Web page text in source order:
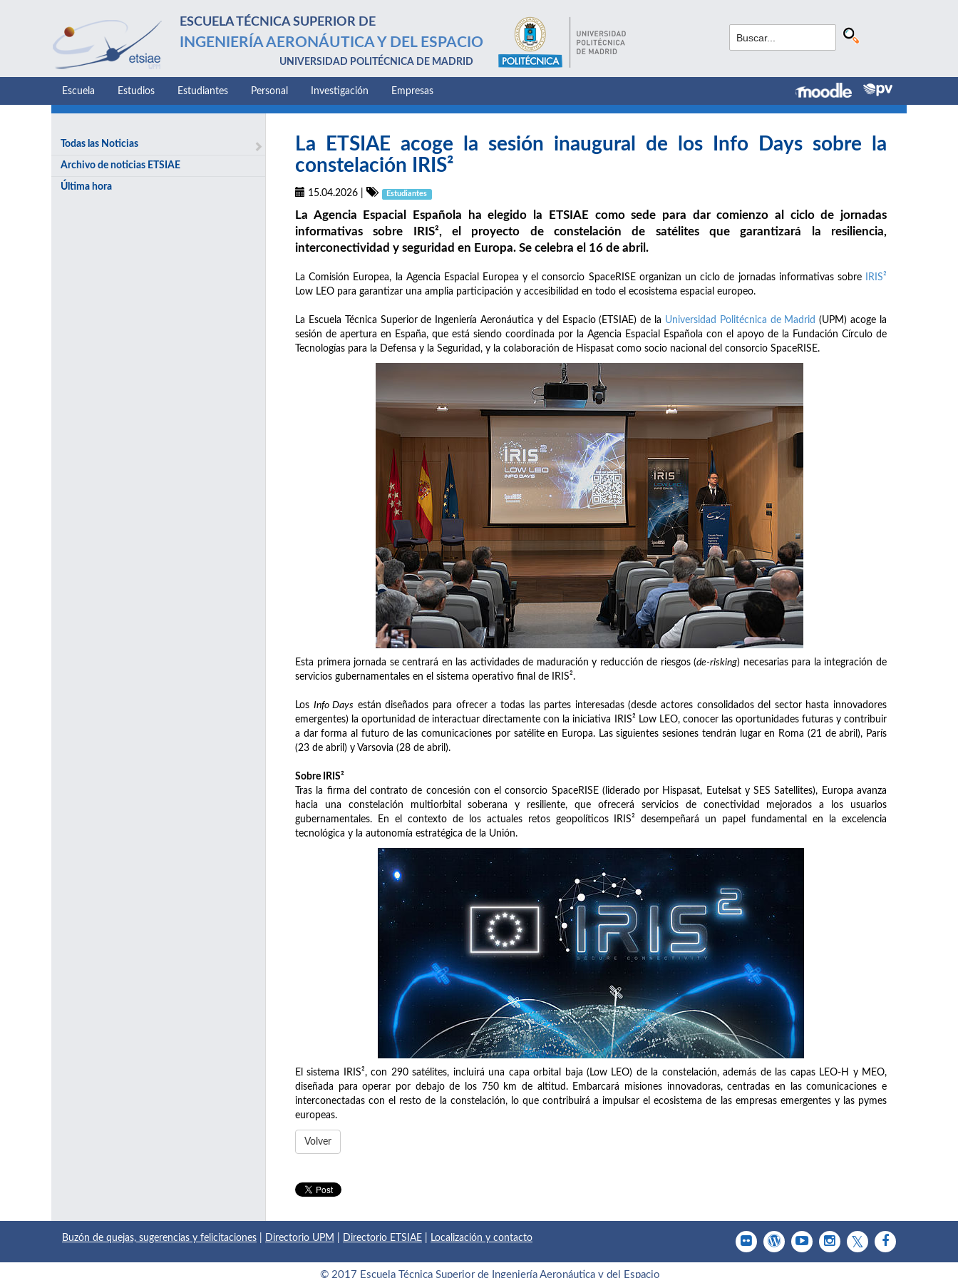
ESCUELA TÉCNICA SUPERIOR DE
INGENIERÍA AERONÁUTICA Y DEL ESPACIO
UNIVERSIDAD POLITÉCNICA DE MADRID
Escuela Estudios Estudiantes Personal Investigación Empresas
Todas las Noticias
Archivo de noticias ETSIAE
Última hora
La ETSIAE acoge la sesión inaugural de los Info Days sobre la
constelación IRIS²
15.04.2026 Estudiantes
La Agencia Espacial Española ha elegido la ETSIAE como sede para dar comienzo al ciclo de jornadas
informativas sobre IRIS², el proyecto de constelación de satélites que garantizará la resiliencia,
interconectividad y seguridad en Europa. Se celebra el 16 de abril.
La Comisión Europea, la Agencia Espacial Europea y el consorcio SpaceRISE organizan un ciclo de jornadas informativas sobre
IRIS²
Low LEO para garantizar una amplia participación y accesibilidad en todo el ecosistema espacial europeo.
La Escuela Técnica Superior de Ingeniería Aeronáutica y del Espacio (ETSIAE) de la Universidad Politécnica de Madrid (UPM) acoge la
sesión de apertura en España, que está siendo coordinada por la Agencia Espacial Española con el apoyo de la Fundación Círculo de
Tecnologías para la Defensa y la Seguridad, y la colaboración de Hispasat como socio nacional del consorcio SpaceRISE.
Esta primera jornada se centrará en las actividades de maduración y reducción de riesgos (de-risking) necesarias para la integración de
servicios gubernamentales en el sistema operativo final de IRIS².
Los Info Days están diseñados para ofrecer a todas las partes interesadas (desde actores consolidados del sector hasta innovadores
emergentes) la oportunidad de interactuar directamente con la iniciativa IRIS² Low LEO, conocer las oportunidades futuras y contribuir
a dar forma al futuro de las comunicaciones por satélite en Europa. Las siguientes sesiones tendrán lugar en Roma (21 de abril), París
(23 de abril) y Varsovia (28 de abril).
Sobre IRIS²
Tras la firma del contrato de concesión con el consorcio SpaceRISE (liderado por Hispasat, Eutelsat y SES Satellites), Europa avanza
hacia una constelación multiorbital soberana y resiliente, que ofrecerá servicios de conectividad mejorados a los usuarios
gubernamentales. En el contexto de los actuales retos geopolíticos IRIS² desempeñará un papel fundamental en la excelencia
tecnológica y la autonomía estratégica de la Unión.
El sistema IRIS², con 290 satélites, incluirá una capa orbital baja (Low LEO) de la constelación, además de las capas LEO-H y MEO,
diseñada para operar por debajo de los 750 km de altitud. Embarcará misiones innovadoras, centradas en las comunicaciones e
interconectadas con el resto de la constelación, lo que contribuirá a impulsar el ecosistema de las empresas emergentes y las pymes
europeas.
Volver
Buzón de quejas, sugerencias y felicitaciones Directorio UPM Directorio ETSIAE Localización y contacto
© 2017 Escuela Técnica Superior de Ingeniería Aeronáutica y del Espacio